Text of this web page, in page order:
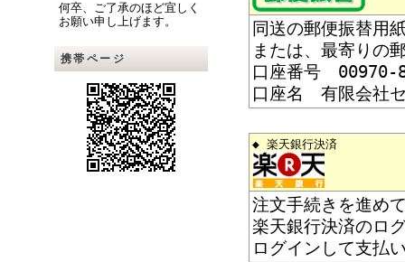
何卒、ご了承のほど宜しく
お願い申し上げます。
携帯ページ
同送の郵便振替用
または、最寄りの
口座番号 00970-
口座名 有限会社
◆ 楽天銀行決済
注文手続きを進め
楽天銀行決済のロ
ログインして支払